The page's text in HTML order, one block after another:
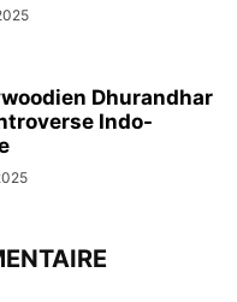
Dhurandhar
Indo-